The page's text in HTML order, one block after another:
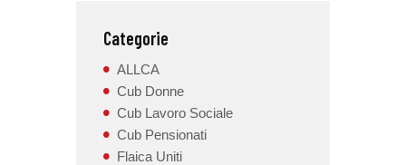
Categorie
ALLCA
Cub Donne
Cub Lavoro Sociale
Cub Pensionati
Flaica Uniti